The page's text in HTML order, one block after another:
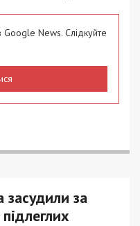
News. Слідкуйте
засудили за